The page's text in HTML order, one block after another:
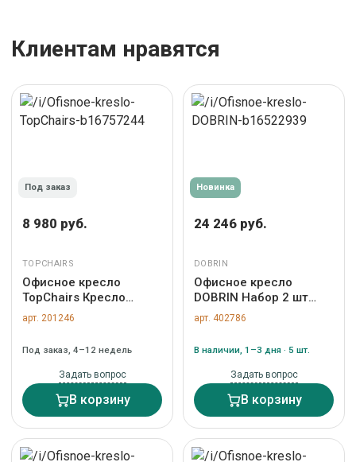
Клиентам нравятся
Под заказ
8 980 руб.
TOPCHAIRS
Офисное кресло
TopChairs Кресло
офисное TopChairs ST-
Basic сетка/ткань
УТ000035165
арт. 201246
Под заказ, 4–12 недель
Задать вопрос
В корзину
Новинка
24 246 руб.
DOBRIN
Офисное кресло
DOBRIN Набор 2 шт
Офисное кресло для
персонала DOBRIN
(MJ9-101) арт. LM-
9400-N_CH-M_V-MJ9-
101
арт. 402786
В наличии, 1–3 дня · 5 шт.
Задать вопрос
В корзину